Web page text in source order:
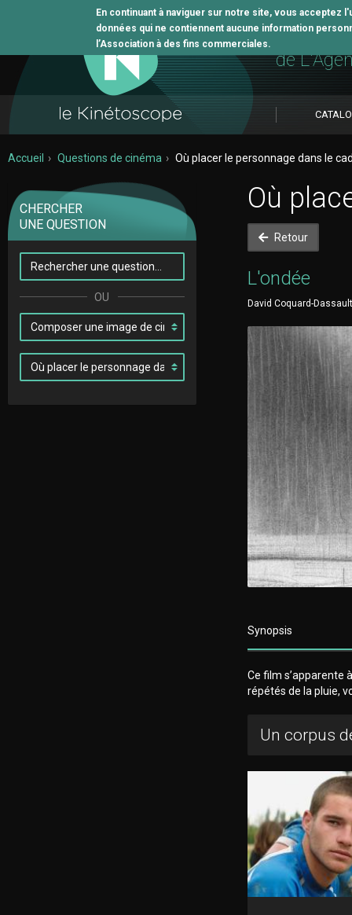
En continuant à naviguer sur notre site, vous
données qui ne contiennent aucune information
l’Association à des fins commerciales. L'outil
de
Accueil Questions de cinéma Où placer le personnage dans le
CHERCHER
UNE QUESTION
Où
Retour
L'ondée
David Coquard-
Synopsis
Ce film s’apparente
répétés de la pluie,
Un corpus